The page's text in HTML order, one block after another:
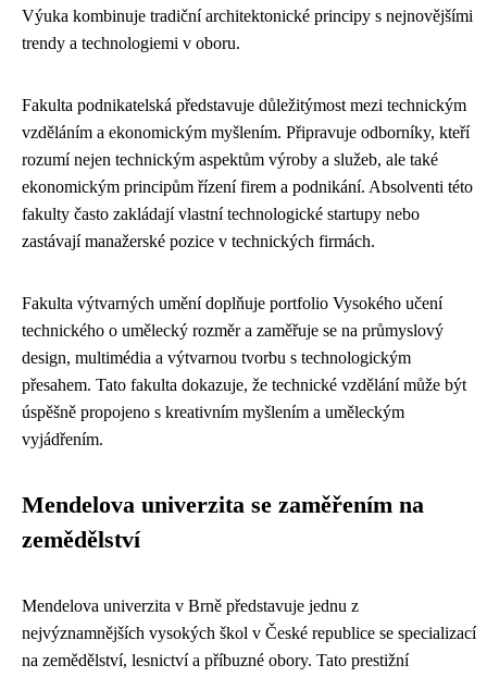
Výuka kombinuje tradiční architektonické principy s nejnovějšími
trendy a technologiemi v oboru.
Fakulta podnikatelská představuje důležitýmost mezi technickým
vzděláním a ekonomickým myšlením. Připravuje odborníky, kteří
rozumí nejen technickým aspektům výroby a služeb, ale také
ekonomickým principům řízení firem a podnikání. Absolventi této
fakulty často zakládají vlastní technologické startupy nebo
zastávají manažerské pozice v technických firmách.
Fakulta výtvarných umění doplňuje portfolio Vysokého učení
technického o umělecký rozměr a zaměřuje se na průmyslový
design, multimédia a výtvarnou tvorbu s technologickým
přesahem. Tato fakulta dokazuje, že technické vzdělání může být
úspěšně propojeno s kreativním myšlením a uměleckým
vyjádřením.
Mendelova univerzita se zaměřením na
zemědělství
Mendelova univerzita v Brně představuje jednu z
nejvýznamnějších vysokých škol v České republice se specializací
na zemědělství, lesnictví a příbuzné obory. Tato prestižní